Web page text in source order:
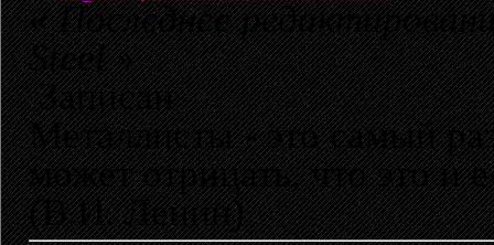
«Последнее
Steel»
Записан
Металлисты - это самый
может отрицать, что это и
(В.И. Ленин)